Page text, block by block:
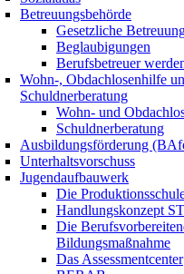
Betreuungsbehörde
Gesetzliche
Beglaubigungen
Berufsbetreuer
Wohn-, Obdachlosenhilfe
Schuldnerberatung
Wohn- und
Schuldnerberatung
Ausbildungsförderung
Unterhaltsvorschuss
Jugendaufbauwerk
Die
Handlungskonzept
Die
Bildungsmaßnahme
Das Assessmentcenter